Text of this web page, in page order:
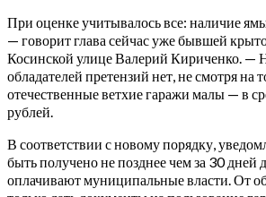
При оценке учитывалось все: наличие
— говорит глава сейчас уже бывшей
Косинской улице Валерий Кириченко. —
обладателей претензий нет, не смотря на
отечественные ветхие гаражи малы — в
рублей.
В соответствии с новому порядку,
быть получено не позднее чем за 30 дней
оплачивают муниципальные власти. От